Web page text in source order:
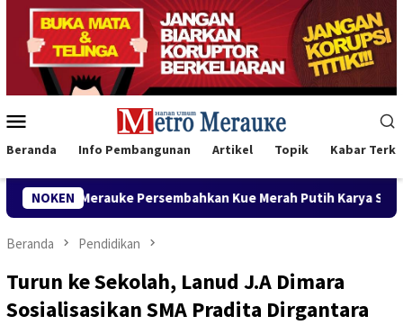
Loncat
konten
Mobile
Beranda Info Pembangunan Artikel Topik Kabar
NOKEN
Persembahkan Kue Merah Putih Karya Siswa untuk Wabup
Beranda Pendidikan
Turun ke Sekolah, Lanud J.A Dimara
Sosialisasikan SMA Pradita Dirgantara